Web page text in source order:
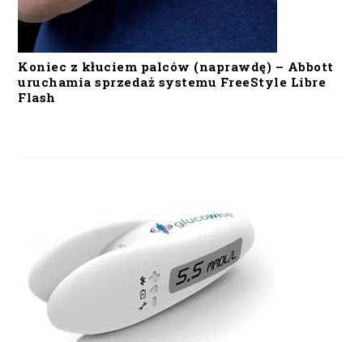
Koniec z kłuciem palców (naprawdę) – Abbott
uruchamia sprzedaż systemu FreeStyle Libre
Flash